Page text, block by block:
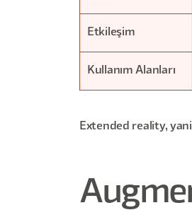
Etkileşim
Kullanım Alanları
Extended reality,